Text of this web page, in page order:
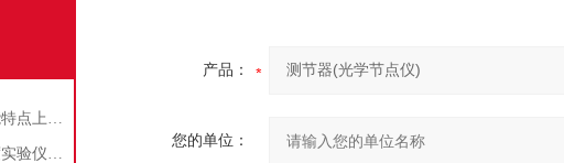
力电光综合实验仪在性能特点上有什么亮点
解密居里温度：居里温度实验仪的深度探讨
产品：
您的单位：